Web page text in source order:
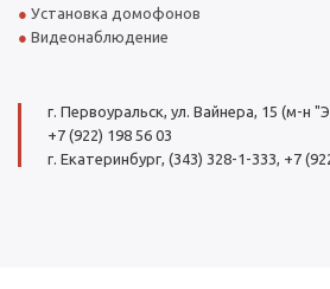
Установка домофонов
Видеонаблюдение
г. Первоуральск, ул. Вайнера, 15 (м-н
+7 (922) 198 56 03
г. Екатеринбург, (343) 328-1-333, +7